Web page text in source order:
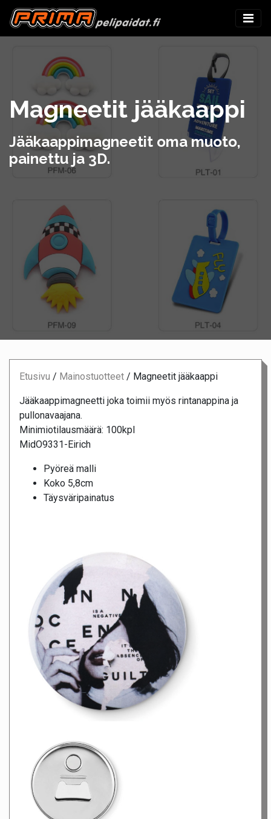
Magneetit jääkaappi
Jääkaappimagneetit oma muoto,
painettu ja 3D.
Etusivu / Mainostuotteet / Magneetit jääkaappi
Jääkaappimagneetti joka toimii myös rintanappina ja
pullonavaajana.
Minimiotilausmäärä: 100kpl
MidO9331-Eirich
Pyöreä malli
Koko 5,8cm
Täysväripainatus